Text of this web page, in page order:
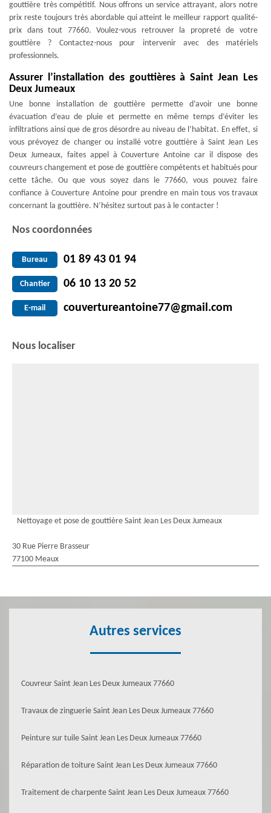
gouttière très compétitif. Nous offrons un service attrayant, alors notre
prix reste toujours très abordable qui atteint le meilleur rapport qualité-
prix dans tout 77660. Voulez-vous retrouver la propreté de votre
gouttière ? Contactez-nous pour intervenir avec des matériels
professionnels.
Assurer l’installation des gouttières à Saint Jean Les
Deux Jumeaux
Une bonne installation de gouttière permette d’avoir une bonne
évacuation d’eau de pluie et permette en même temps d’éviter les
infiltrations ainsi que de gros désordre au niveau de l’habitat. En effet, si
vous prévoyez de changer ou installé votre gouttière à Saint Jean Les
Deux Jumeaux, faites appel à Couverture Antoine car il dispose des
couvreurs changement et pose de gouttière compétents et habitués pour
cette tâche. Ou que vous soyez dans le 77660, vous pouvez faire
confiance à Couverture Antoine pour prendre en main tous vos travaux
concernant la gouttière. N’hésitez surtout pas à le contacter !
Nos coordonnées
Bureau 01 89 43 01 94
Chantier 06 10 13 20 52
E-mail couvertureantoine77@gmail.com
Nous localiser
Nettoyage et pose de gouttière Saint Jean Les Deux Jumeaux
30 Rue Pierre Brasseur
77100 Meaux
Autres services
Couvreur Saint Jean Les Deux Jumeaux 77660
Travaux de zinguerie Saint Jean Les Deux Jumeaux 77660
Peinture sur tuile Saint Jean Les Deux Jumeaux 77660
Réparation de toiture Saint Jean Les Deux Jumeaux 77660
Traitement de charpente Saint Jean Les Deux Jumeaux 77660